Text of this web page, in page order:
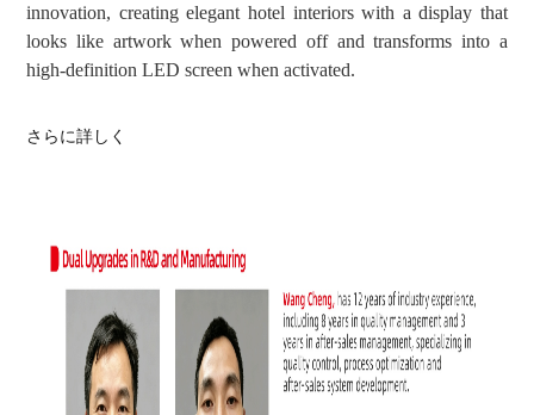
innovation, creating elegant hotel interiors with a display that
looks like artwork when powered off and transforms into a
high-definition LED screen when activated.
さらに詳しく